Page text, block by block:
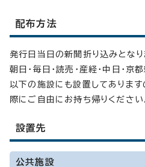
配布方法
発行日当日の新聞折り込みとなり
朝日・毎日・読売・産経・中日・京
以下の施設にも設置してありま
際にご自由にお持ち帰りください
設置先
公共施設